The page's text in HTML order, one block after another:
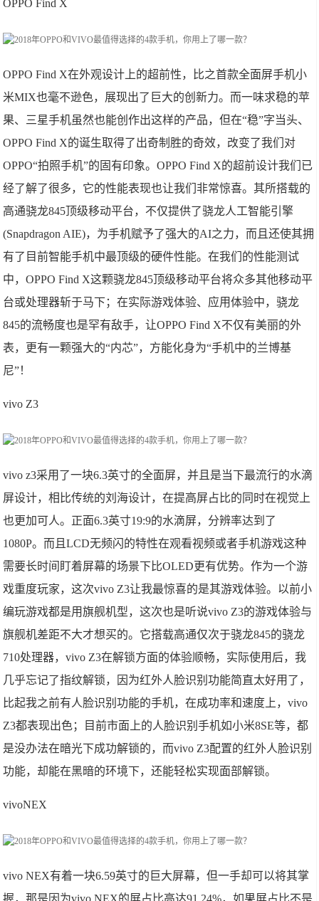
OPPO Find X
OPPO Find X在外观设计上的超前性，比之首款全面屏手机小
米MIX也毫不逊色，展现出了巨大的创新力。而一味求稳的苹
果、三星手机虽然也能创作出这样的产品，但在“稳”字当头、
OPPO Find X的诞生取得了出奇制胜的奇效，改变了我们对
OPPO“拍照手机”的固有印象。OPPO Find X的超前设计我们已
经了解了很多，它的性能表现也让我们非常惊喜。其所搭载的
高通骁龙845顶级移动平台，不仅提供了骁龙人工智能引擎
(Snapdragon AIE)，为手机赋予了强大的AI之力，而且还使其拥
有了目前智能手机中最顶级的硬件性能。在我们的性能测试
中，OPPO Find X这颗骁龙845顶级移动平台将众多其他移动平
台或处理器斩于马下；在实际游戏体验、应用体验中，骁龙
845的流畅度也是罕有敌手，让OPPO Find X不仅有美丽的外
表，更有一颗强大的“内芯”，方能化身为“手机中的兰博基
尼”！
vivo Z3
vivo z3采用了一块6.3英寸的全面屏，并且是当下最流行的水滴
屏设计，相比传统的刘海设计，在提高屏占比的同时在视觉上
也更加可人。正面6.3英寸19:9的水滴屏，分辨率达到了
1080P。而且LCD无频闪的特性在观看视频或者手机游戏这种
需要长时间盯着屏幕的场景下比OLED更有优势。作为一个游
戏重度玩家，这次vivo Z3让我最惊喜的是其游戏体验。以前小
编玩游戏都是用旗舰机型，这次也是听说vivo Z3的游戏体验与
旗舰机差距不大才想买的。它搭载高通仅次于骁龙845的骁龙
710处理器，vivo Z3在解锁方面的体验顺畅，实际使用后，我
几乎忘记了指纹解锁，因为红外人脸识别功能简直太好用了，
比起我之前有人脸识别功能的手机，在成功率和速度上，vivo
Z3都表现出色；目前市面上的人脸识别手机如小米8SE等，都
是没办法在暗光下成功解锁的，而vivo Z3配置的红外人脸识别
功能，却能在黑暗的环境下，还能轻松实现面部解锁。
vivoNEX
vivo NEX有着一块6.59英寸的巨大屏幕，但一手却可以将其掌
握，那是因为vivo NEX的屏占比高达91.24%，如果屏占比不是